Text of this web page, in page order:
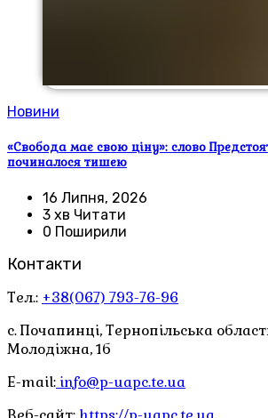
Новини
«Свобода має свою ціну»: слово
починалося тишею
16 Липня, 2026
3 хв Читати
0 Поширили
Контакти
Тел.: +38(067) 793-76-96
с. Почапинці, Тернопільська
Молодіжна, 1б
E-mail: info@p-uapc.te.ua